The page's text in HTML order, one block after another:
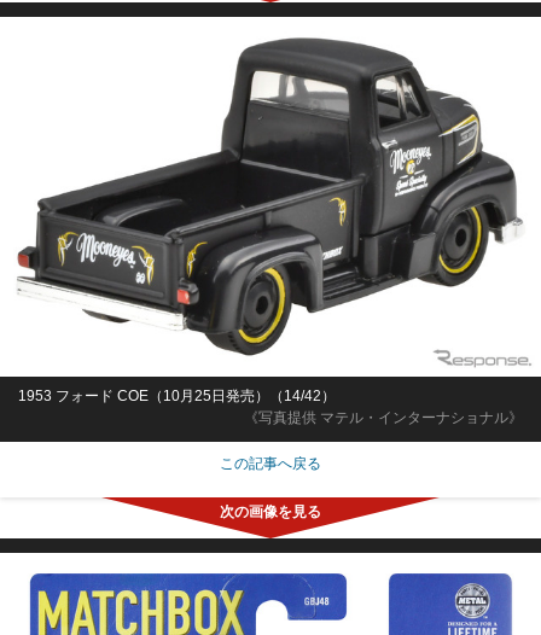
《写真提供 マテル・インターナショナル》
1953 フォード COE（10月25日発売）（14/42）
この記事へ戻る